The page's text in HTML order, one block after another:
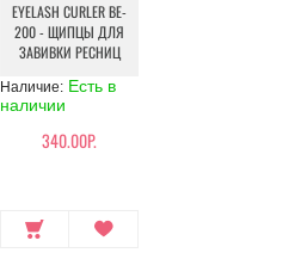
EYELASH CURLER BE-
200 - ЩИПЦЫ ДЛЯ
ЗАВИВКИ РЕСНИЦ
Наличие: Есть в
наличии
340.00Р.